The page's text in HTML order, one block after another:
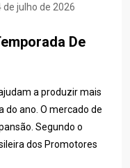
de julho de 2026
De
a produzir mais
do ano. O mercado de
Segundo o
dos Promotores